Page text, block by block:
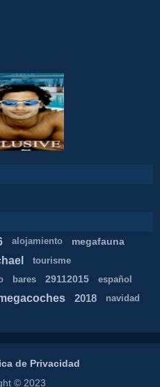
alojamiento megafauna
tourisme
bares 29112015 español
2018 navidad
de Privacidad
© 2023